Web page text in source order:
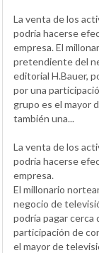
La venta de los
podría hacerse
empresa. El
pretendiente del
editorial H.Bauer,
por una
grupo es el mayor
también una...
La venta de los
podría hacerse
empresa.
El millonario
negocio de
podría pagar cerca
participación de
el mayor de